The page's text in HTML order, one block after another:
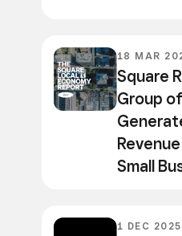
18 MAR
Square
Group of
Small
1 DEC 2025